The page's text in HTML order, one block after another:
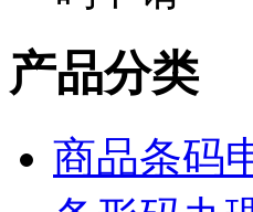
产品分类
商品条码